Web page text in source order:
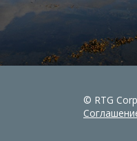
© RTG